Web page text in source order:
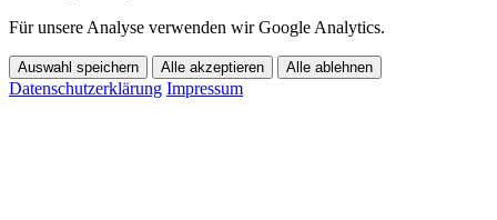
Für unsere Analyse verwenden wir Google Analytics.
Auswahl speichern Alle akzeptieren Alle ablehnen
Datenschutzerklärung Impressum